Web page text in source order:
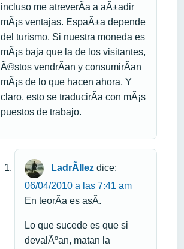
incluso me atreverÃ­a a aÃ±adir
mÃ¡s ventajas. EspaÃ±a depende
del turismo. Si nuestra moneda es
mÃ¡s baja que la de los visitantes,
Ã©stos vendrÃ­an y consumirÃ­an
mÃ¡s de lo que hacen ahora. Y
claro, esto se traducirÃ­a con mÃ¡s
puestos de trabajo.
LadrÃ­llez dice:
06/04/2010 a las 7:41 am
En teorÃ­a es asÃ­.
Lo que sucede es que si
devalÃºan, matan la